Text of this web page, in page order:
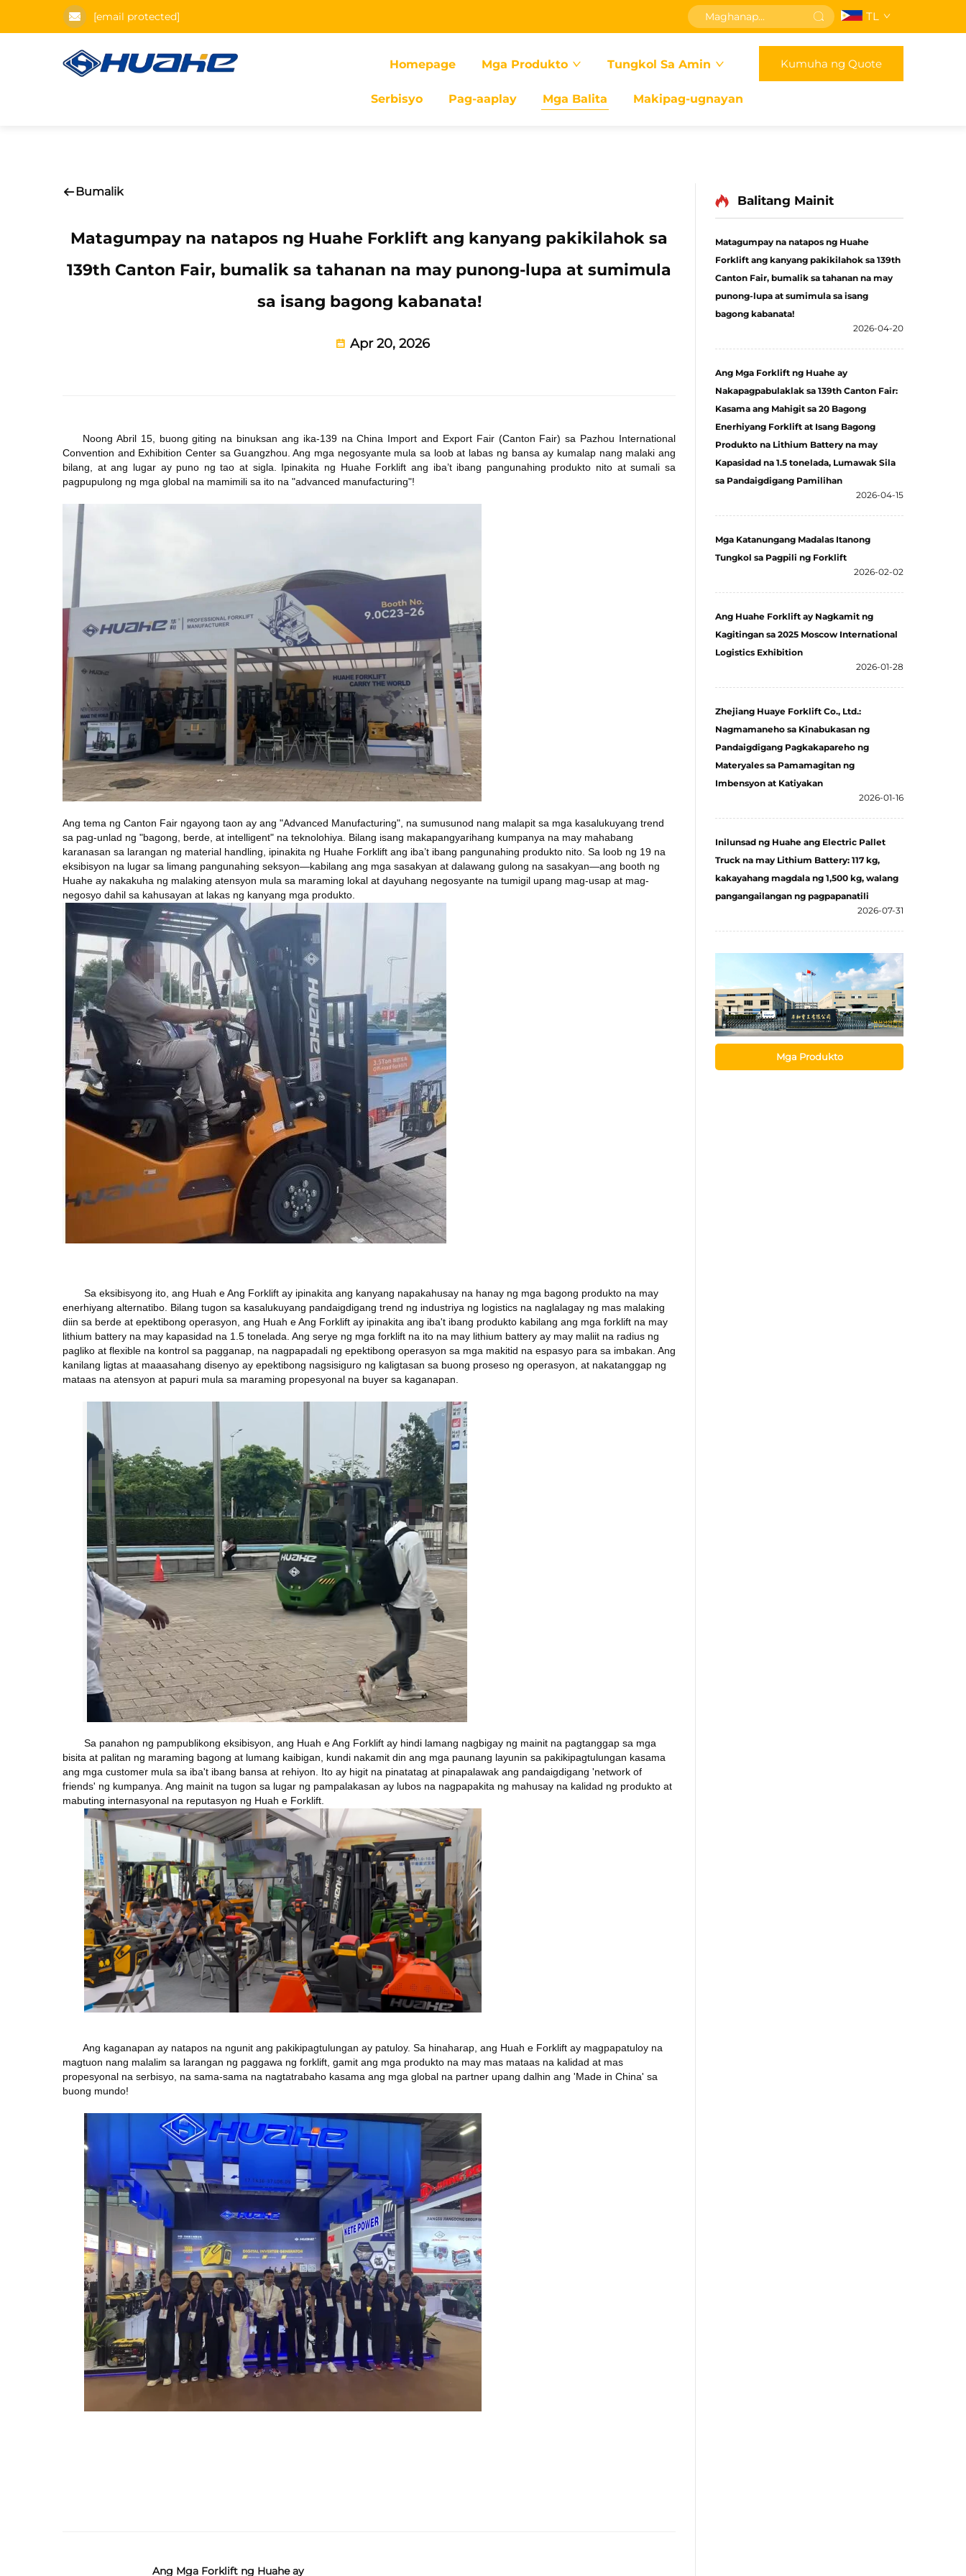
[email protected] TL
Homepage Mga Produkto Tungkol Sa Amin
Serbisyo Pag-aaplay Mga Balita Makipag-ugnayan
Kumuha ng Quote
Bumalik
Matagumpay na natapos ng Huahe Forklift ang kanyang pakikilahok sa
139th Canton Fair, bumalik sa tahanan na may punong-lupa at sumimula
sa isang bagong kabanata!
Apr 20, 2026
Noong Abril 15, buong giting na binuksan ang ika-139 na China Import and Export Fair (Canton Fair) sa Pazhou International
Convention and Exhibition Center sa Guangzhou. Ang mga negosyante mula sa loob at labas ng bansa ay kumalap nang malaki ang
bilang, at ang lugar ay puno ng tao at sigla. Ipinakita ng Huahe Forklift ang iba’t ibang pangunahing produkto nito at sumali sa
pagpupulong ng mga global na mamimili sa ito na "advanced manufacturing"!
Ang tema ng Canton Fair ngayong taon ay ang "Advanced Manufacturing", na sumusunod nang malapit sa mga kasalukuyang trend
sa pag-unlad ng "bagong, berde, at intelligent" na teknolohiya. Bilang isang makapangyarihang kumpanya na may mahabang
karanasan sa larangan ng material handling, ipinakita ng Huahe Forklift ang iba’t ibang pangunahing produkto nito. Sa loob ng 19 na
eksibisyon na lugar sa limang pangunahing seksyon—kabilang ang mga sasakyan at dalawang gulong na sasakyan—ang booth ng
Huahe ay nakakuha ng malaking atensyon mula sa maraming lokal at dayuhang negosyante na tumigil upang mag-usap at mag-
negosyo dahil sa kahusayan at lakas ng kanyang mga produkto.
Sa eksibisyong ito, ang HuaheAng Forklift ay ipinakita ang kanyang napakahusay na hanay ng mga bagong produkto na may
enerhiyang alternatibo. Bilang tugon sa kasalukuyang pandaigdigang trend ng industriya ng logistics na naglalagay ng mas malaking
diin sa berde at epektibong operasyon, ang Huah eAng Forklift ay ipinakita ang iba't ibang produkto kabilang ang mga forklift na may
lithium battery na may kapasidad na 1.5 tonelada. Ang serye ng mga forklift na ito na may lithium battery ay may maliit na radius ng
pagliko at flexible na kontrol sa pagganap, na nagpapadali ng epektibong operasyon sa mga makitid na espasyo para sa imbakan. Ang
kanilang ligtas at maaasahang disenyo ay epektibong nagsisiguro ng kaligtasan sa buong proseso ng operasyon, at nakatanggap ng
mataas na atensyon at papuri mula sa maraming propesyonal na buyer sa kaganapan.
Sa panahon ng pampublikong eksibisyon, ang HuaheAng Forklift ay hindi lamang nagbigay ng mainit na pagtanggap sa mga
bisita at palitan ng maraming bagong at lumang kaibigan, kundi nakamit din ang mga paunang layunin sa pakikipagtulungan kasama
ang mga customer mula sa iba't ibang bansa at rehiyon. Ito ay higit na pinatatag at pinapalawak ang pandaigdigang 'network of
friends' ng kumpanya. Ang mainit na tugon sa lugar ng pampalakasan ay lubos na nagpapakita ng mahusay na kalidad ng produkto at
mabuting internasyonal na reputasyon ng Huah e Forklift.
Ang kaganapan ay natapos na ngunit ang pakikipagtulungan ay patuloy. Sa hinaharap, ang Huah e Forklift ay magpapatuloy na
magtuon nang malalim sa larangan ng paggawa ng forklift, gamit ang mga produkto na may mas mataas na kalidad at mas
propesyonal na serbisyo, na sama-sama na nagtatrabaho kasama ang mga global na partner upang dalhin ang 'Made in China' sa
buong mundo!
Ang Mga Forklift ng Huahe ay
Balitang Mainit
Matagumpay na natapos ng Huahe
Forklift ang kanyang pakikilahok sa 139th
Canton Fair, bumalik sa tahanan na may
punong-lupa at sumimula sa isang
bagong kabanata!
2026-04-20
Ang Mga Forklift ng Huahe ay
Nakapagpabulaklak sa 139th Canton Fair:
Kasama ang Mahigit sa 20 Bagong
Enerhiyang Forklift at Isang Bagong
Produkto na Lithium Battery na may
Kapasidad na 1.5 tonelada, Lumawak Sila
sa Pandaigdigang Pamilihan
2026-04-15
Mga Katanungang Madalas Itanong
Tungkol sa Pagpili ng Forklift
2026-02-02
Ang Huahe Forklift ay Nagkamit ng
Kagitingan sa 2025 Moscow International
Logistics Exhibition
2026-01-28
Zhejiang Huaye Forklift Co., Ltd.:
Nagmamaneho sa Kinabukasan ng
Pandaigdigang Pagkakapareho ng
Materyales sa Pamamagitan ng
Imbensyon at Katiyakan
2026-01-16
Inilunsad ng Huahe ang Electric Pallet
Truck na may Lithium Battery: 117 kg,
kakayahang magdala ng 1,500 kg, walang
pangangailangan ng pagpapanatili
2026-07-31
Mga Produkto